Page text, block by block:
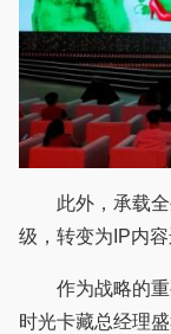
此外，承载全
级，转变为IP内容
作为战略的重
时光卡藏总经理